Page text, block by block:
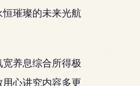
璀璨的未来光航
养息综合所得极
心讲究内容多更